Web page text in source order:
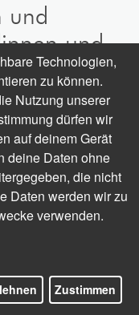
und
und
Pandemie eine
Folgen und
Zeilen
In der Krise
und Deutschland
setzen können.
durch mobile
von
Technologien,
zu können.
Nutzung unserer
dürfen wir
auf deinem Gerät
deine Daten ohne
die nicht
Daten werden wir zu
verwenden.
Zustimmen